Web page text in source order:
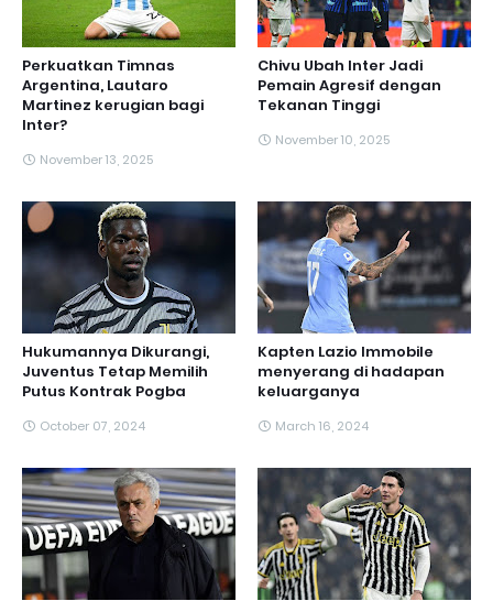
Perkuatkan Timnas
Argentina, Lautaro
Martinez kerugian bagi
Inter?
November 13, 2025
Chivu Ubah Inter Jadi
Pemain Agresif dengan
Tekanan Tinggi
November 10, 2025
Hukumannya Dikurangi,
Juventus Tetap Memilih
Putus Kontrak Pogba
October 07, 2024
Kapten Lazio Immobile
menyerang di hadapan
keluarganya
March 16, 2024